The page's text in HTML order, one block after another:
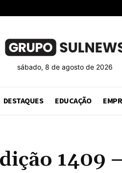
sábado, 8 de agosto de 2026
DESTAQUES EDUCAÇÃO
1409